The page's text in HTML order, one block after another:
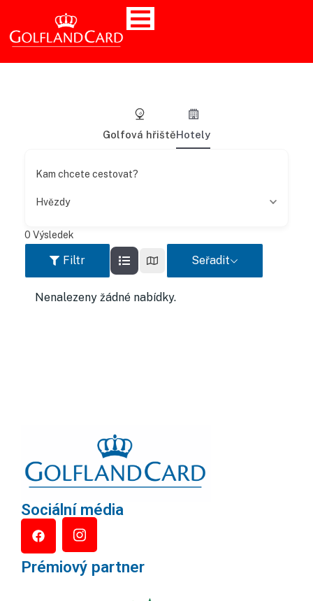
Golfová hřištěHotely
Kam chcete cestovat?
Hvězdy
0 Výsledek
Filtr Seřadit
Nenalezeny žádné nabídky.
Sociální média
Prémiový partner